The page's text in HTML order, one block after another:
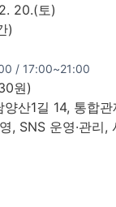
20.(토)
)
/ 17:00~21:00
원)
산1길 14, 통합관
, SNS 운영·관리,